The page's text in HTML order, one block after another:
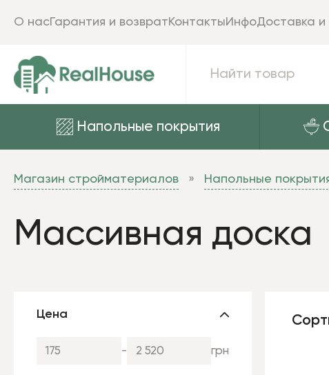
Напольные покрытия
О насГарантия и возвратКонтактыИнфоДоставка
Магазин стройматериалов Напольные
Массивная доска
Цена
- грн